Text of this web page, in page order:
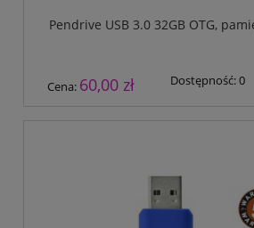
Pendrive USB 3.0 32GB OTG,
Cena: 60,00 zł Dostępność:0